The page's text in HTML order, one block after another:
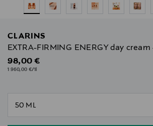
CLARINS
EXTRA-FIRMING ENERGY day
Original Price
98,00 €
1 960,00 €/1l